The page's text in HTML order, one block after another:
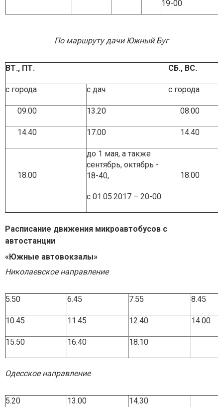
19-00
По маршруту дачи Южный Буг
ВТ., ПТ. СБ., ВС.
с города с дач с города
09.00 13.20
14.40 17.00
18.00
до 1 мая, а также
сентябрь, октябрь -
18-40,
с 01.05.2017 – 20-00
18.00
Расписание движения микроавтобусов с
автостанции
«Южные автовокзалы»
Николаевское направление
5.50 6.45 7.55 8.45
10.45 11.45 12.40 14.00
15.50 16.40 18.10
Одесское направление
5.20 13.00 14.30